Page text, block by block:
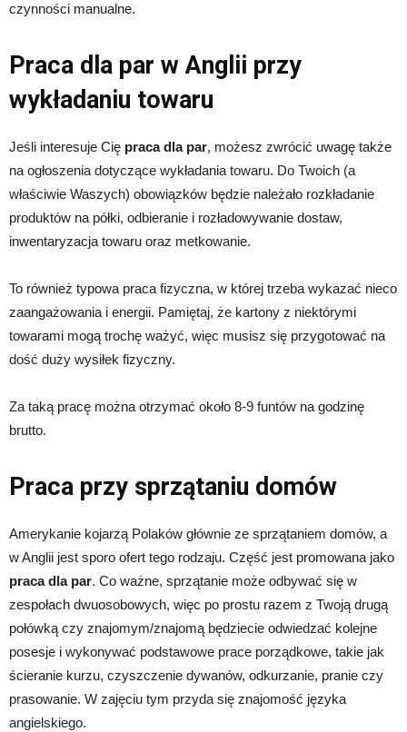
czynności manualne.
Praca dla par w Anglii przy
wykładaniu towaru
Jeśli interesuje Cię praca dla par, możesz zwrócić uwagę także
na ogłoszenia dotyczące wykładania towaru. Do Twoich (a
właściwie Waszych) obowiązków będzie należało rozkładanie
produktów na półki, odbieranie i rozładowywanie dostaw,
inwentaryzacja towaru oraz metkowanie.
To również typowa praca fizyczna, w której trzeba wykazać nieco
zaangażowania i energii. Pamiętaj, że kartony z niektórymi
towarami mogą trochę ważyć, więc musisz się przygotować na
dość duży wysiłek fizyczny.
Za taką pracę można otrzymać około 8-9 funtów na godzinę
brutto.
Praca przy sprzątaniu domów
Amerykanie kojarzą Polaków głównie ze sprzątaniem domów, a
w Anglii jest sporo ofert tego rodzaju. Część jest promowana jako
praca dla par. Co ważne, sprzątanie może odbywać się w
zespołach dwuosobowych, więc po prostu razem z Twoją drugą
połówką czy znajomym/znajomą będziecie odwiedzać kolejne
posesje i wykonywać podstawowe prace porządkowe, takie jak
ścieranie kurzu, czyszczenie dywanów, odkurzanie, pranie czy
prasowanie. W zajęciu tym przyda się znajomość języka
angielskiego.